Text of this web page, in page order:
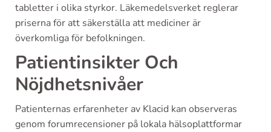
tabletter i olika styrkor. Läkemedelsverket reglerar
priserna för att säkerställa att mediciner är
överkomliga för befolkningen.
Patientinsikter Och
Nöjdhetsnivåer
Patienternas erfarenheter av Klacid kan observeras
genom forumrecensioner på lokala hälsoplattformar